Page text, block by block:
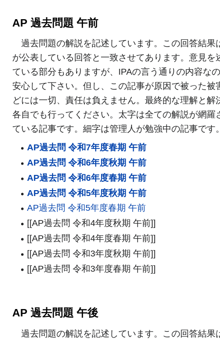
AP 過去問題 午前
過去問題の解説を記述しています。この回答結果
が公表している回答と一致させてあります。意見を
ている部分もありますが、IPAの言う通りの内容な
安心して下さい。但し、この記事が原因で被った被
どには一切、責任は負えません。最終的な理解と解
各自でも行ってください。太字は全ての解説が網羅
ている記事です。細字は管理人が勉強中の記事です
AP過去問 令和7年度春期 午前
AP過去問 令和6年度秋期 午前
AP過去問 令和6年度春期 午前
AP過去問 令和5年度秋期 午前
AP過去問 令和5年度春期 午前
[[AP過去問 令和4年度秋期 午前]]
[[AP過去問 令和4年度春期 午前]]
[[AP過去問 令和3年度秋期 午前]]
[[AP過去問 令和3年度春期 午前]]
AP 過去問題 午後
過去問題の解説を記述しています。この回答結果